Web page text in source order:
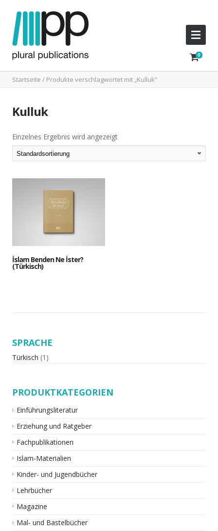
Startseite / Produkte verschlagwortet mit „Kulluk“
Kulluk
Einzelnes Ergebnis wird angezeigt
İslam Benden Ne İster?
(Türkisch)
SPRACHE
Türkisch (1)
PRODUKTKATEGORIEN
Einführungsliteratur
Erziehung und Ratgeber
Fachpublikationen
Islam-Materialien
Kinder- und Jugendbücher
Lehrbücher
Magazine
Mal- und Bastelbücher